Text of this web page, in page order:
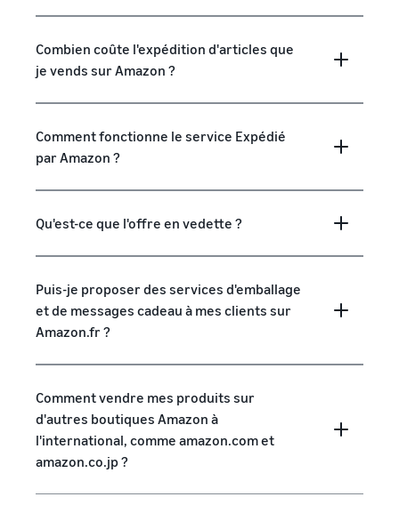
Combien coûte l'expédition d'articles que
je vends sur Amazon ?
Comment fonctionne le service Expédié
par Amazon ?
Qu'est-ce que l'offre en vedette ?
Puis-je proposer des services d'emballage
et de messages cadeau à mes clients sur
Amazon.fr ?
Comment vendre mes produits sur
d'autres boutiques Amazon à
l'international, comme amazon.com et
amazon.co.jp ?